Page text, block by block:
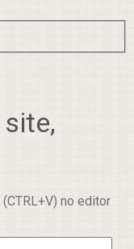
no editor